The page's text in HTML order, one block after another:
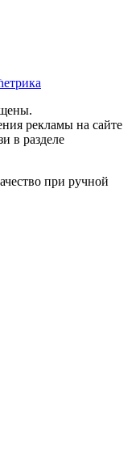
рекламы на сайте
в разделе
при ручной